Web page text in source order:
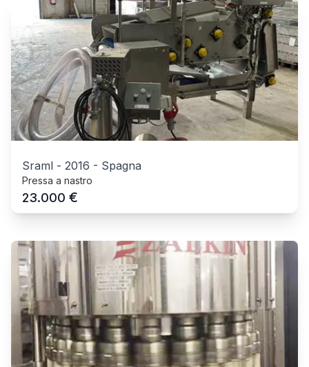
Sraml - 2016 - Spagna
Pressa a nastro
23.000 €